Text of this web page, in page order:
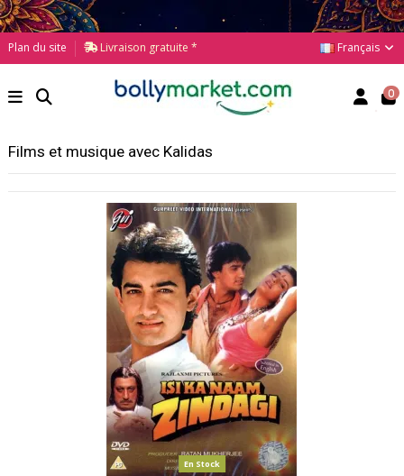
Plan du site Livraison gratuite * Français
0
Films et musique avec Kalidas
En Stock